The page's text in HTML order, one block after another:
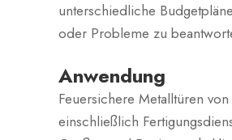
unterschiedliche
oder Probleme zu
Anwendung
Feuersichere Metalltüren
einschließlich